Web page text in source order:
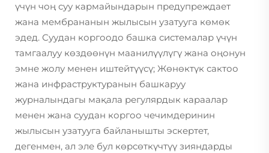
үчүн чоң суу кармайындарын предупреждает
жана мембрананын жылысын узатууга көмөк
эдед. Суудан коргоодо башка системалар үчүн
тамгаалуу көздөөнүн маанилүүлүгү жана оңонун
эмне жолу менен иштейтүүсү; Жөнөктүк сактоо
жана инфраструктуранын башкаруу
журналындагы мақала регулярдык караалар
менен жана суудан коргоо чечимдеринин
жылысын узатууга байланышты эскертет,
дегенмен, ал эле бул көрсөткүчтүү зияндарды